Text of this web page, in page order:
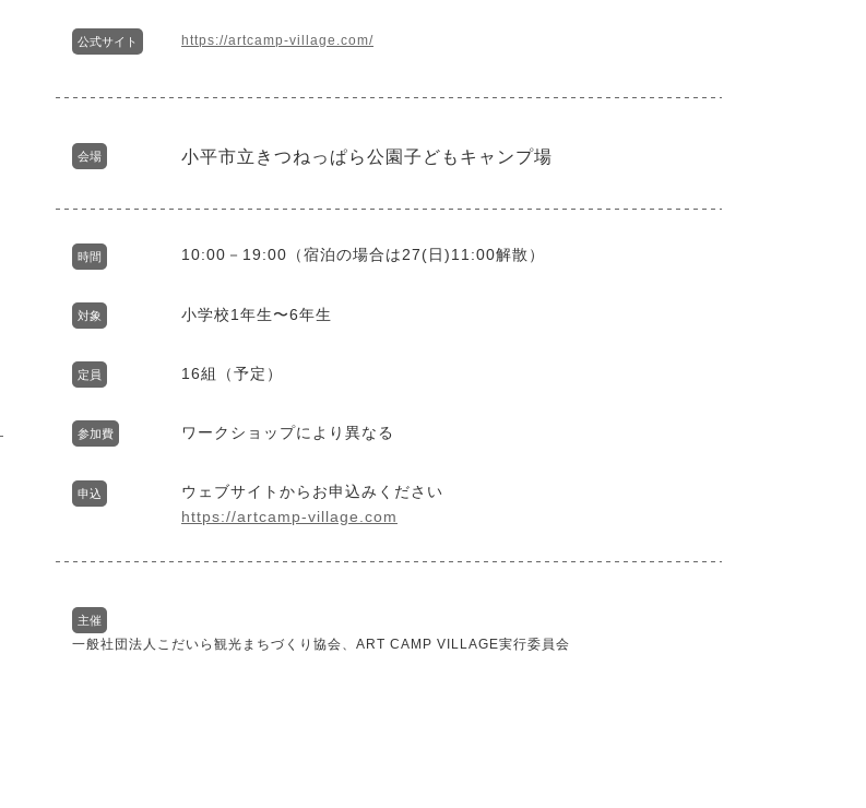
公式サイト https://artcamp-village.com/
会場 小平市立きつねっぱら公園子どもキャンプ場
時間 10:00－19:00（宿泊の場合は27(日)11:00解散）
対象 小学校1年生〜6年生
定員 16組（予定）
参加費 ワークショップにより異なる
申込
ウェブサイトからお申込みください
https://artcamp-village.com
主催
一般社団法人こだいら観光まちづくり協会、ART CAMP VILLAGE実行委員会